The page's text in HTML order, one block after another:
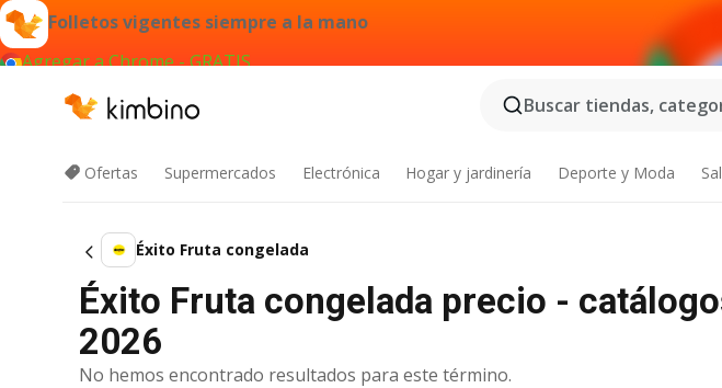
Folletos vigentes siempre a la mano
Agregar a Chrome - GRATIS
Buscar tiendas,
Ofertas Supermercados Electrónica Hogar y jardinería Deporte y Moda
Éxito Fruta congelada
Éxito Fruta congelada precio -
2026
No hemos encontrado resultados para este término.